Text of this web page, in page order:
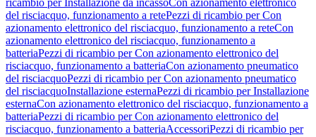
ricambio per Installazione da incassoCon azionamento elettronico
del risciacquo, funzionamento a retePezzi di ricambio per Con
azionamento elettronico del risciacquo, funzionamento a reteCon
azionamento elettronico del risciacquo, funzionamento a
batteriaPezzi di ricambio per Con azionamento elettronico del
risciacquo, funzionamento a batteriaCon azionamento pneumatico
del risciacquoPezzi di ricambio per Con azionamento pneumatico
del risciacquoInstallazione esternaPezzi di ricambio per Installazione
esternaCon azionamento elettronico del risciacquo, funzionamento a
batteriaPezzi di ricambio per Con azionamento elettronico del
risciacquo, funzionamento a batteriaAccessoriPezzi di ricambio per